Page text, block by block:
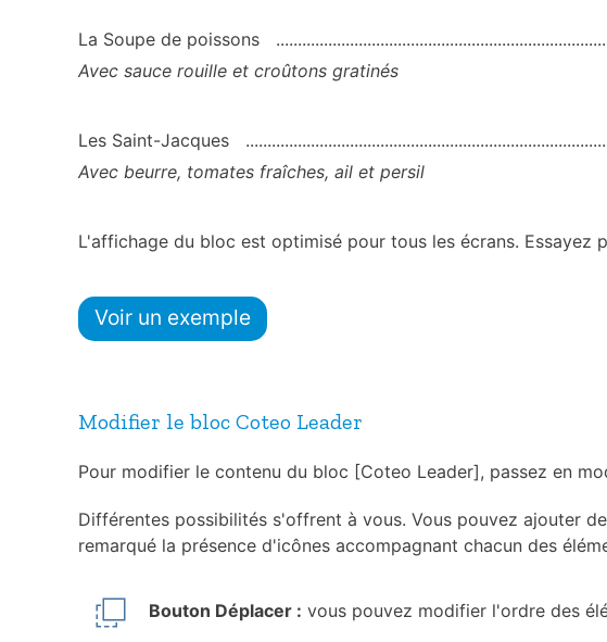
La Soupe de poissons
Avec sauce rouille et croûtons gratinés
Les Saint-Jacques
Avec beurre, tomates fraîches, ail et persil
L'affichage du bloc est optimisé pour tous les écrans.
Voir un exemple
Modifier le bloc Coteo Leader
Pour modifier le contenu du bloc [Coteo Leader], passez en
Différentes possibilités s'offrent à vous. Vous pouvez ajouter
remarqué la présence d'icônes accompagnant chacun des
Bouton Déplacer : vous pouvez modifier l'ordre des